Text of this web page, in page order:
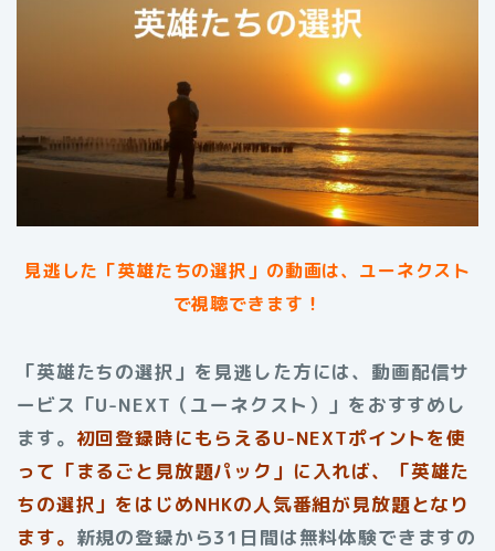
見逃した「英雄たちの選択」の動画は、ユーネクスト
で視聴できます！
「英雄たちの選択」を見逃した方には、動画配信サ
ービス「U-NEXT（ユーネクスト）」をおすすめし
ます。 初回登録時にもらえるU-NEXTポイントを使
って「まるごと見放題パック」に入れば、「英雄た
ちの選択」をはじめNHKの人気番組が見放題となり
ます。 新規の登録から31日間は無料体験できますの